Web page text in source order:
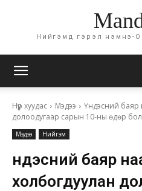
Нийгэмд гэрэл нэмнэ-
Нүүр хуудас Мэдээ
Үндэсний баяр
долоодугаар сарын 10-ны өдөр
Мэдээ Нийгэм
Үндэсний баяр
холбогдуулан